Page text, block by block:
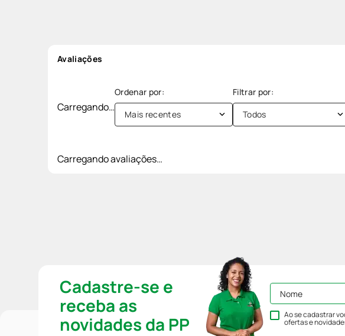
Avaliações
Carregando…
Mais recentes Todos
Carregando avaliações…
Cadastre-se e
receba as
novidades da PP
Ao se cadastrar
ofertas e